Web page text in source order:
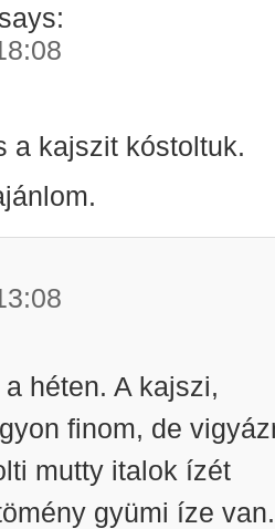
says:
a kajszit kóstoltuk.
héten. A kajszi,
finom, de
mutty italok ízét
gyümi íze van.